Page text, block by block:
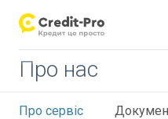
Про нас
Про сервіс